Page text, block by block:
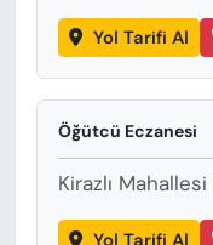
Yol Tarifi Al
Öğütcü Eczanesi
Kirazlı Mahallesi
Yol Tarifi Al